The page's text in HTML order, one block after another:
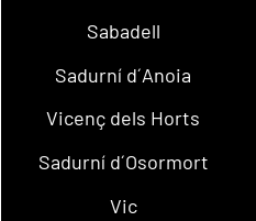
Sabadell
Sadurní d´Anoia
Vicenç dels Horts
Sadurní d´Osormort
Vic